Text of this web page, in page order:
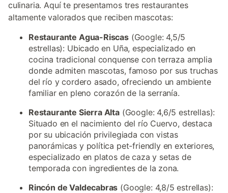
culinaria. Aquí te presentamos tres restaurantes
altamente valorados que reciben mascotas:
Restaurante Agua-Riscas(Google: 4,5/5
estrellas): Ubicado en Uña, especializado en
cocina tradicional conquense con terraza amplia
donde admiten mascotas, famoso por sus truchas
del río y cordero asado, ofreciendo un ambiente
familiar en pleno corazón de la serranía.
Restaurante Sierra Alta(Google: 4,6/5 estrellas):
Situado en el nacimiento del río Cuervo, destaca
por su ubicación privilegiada con vistas
panorámicas y política pet-friendly en exteriores,
especializado en platos de caza y setas de
temporada con ingredientes de la zona.
Rincón de Valdecabras (Google: 4,8/5 estrellas):